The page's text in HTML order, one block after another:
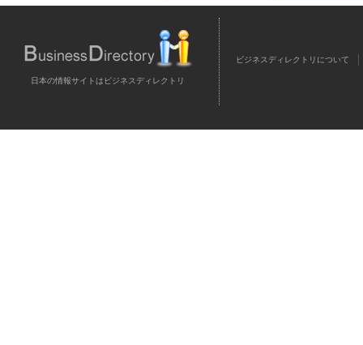
日本の情報サイトはビジネスディレクトリ
ビジネスディレクトリについて